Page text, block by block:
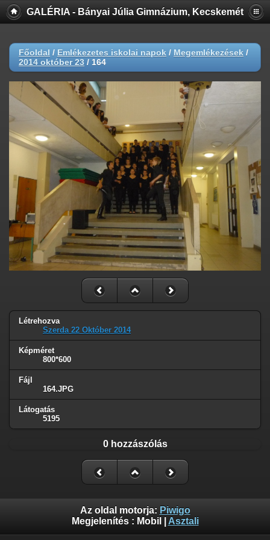
GALÉRIA - Bányai Júlia Gimnázium, Kecskemét
Főoldal / Emlékezetes iskolai napok / Megemlékezések /
2014 október 23 / 164
Létrehozva
Szerda 22 Október 2014
Képméret
800*600
Fájl
164.JPG
Látogatás
5195
0 hozzászólás
Az oldal motorja: Piwigo
Megjelenítés : Mobil Asztali